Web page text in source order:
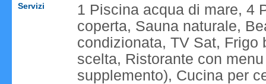
Servizi
1 Piscina acqua di mare, 4
coperta, Sauna naturale,
condizionata, TV Sat, Frigo
scelta, Ristorante con
supplemento), Cucina per